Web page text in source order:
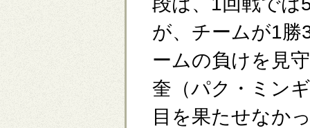
が、チームが1勝
ームの負けを見
奎（パク・ミン
目を果たせなか